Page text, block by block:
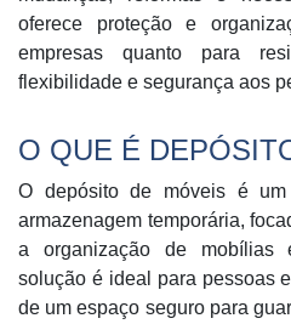
oferece proteção e
empresas quanto para
flexibilidade e segurança aos
O QUE É
O depósito de móveis é
armazenagem temporária,
a organização de mobílias
solução é ideal para pessoas
de um espaço seguro para